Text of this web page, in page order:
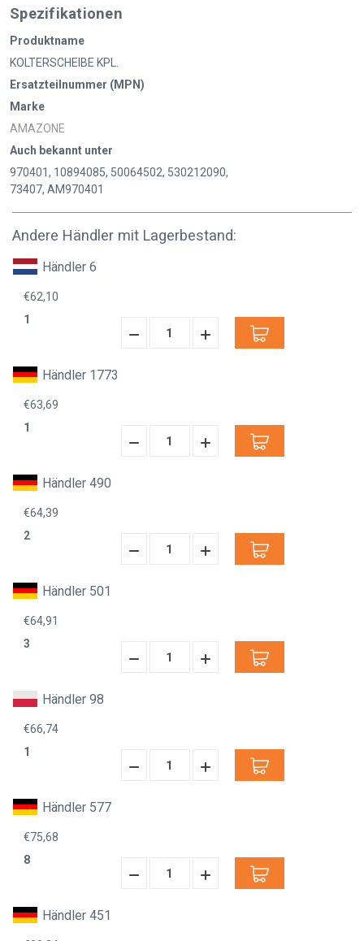
Spezifikationen
Produktname
KOLTERSCHEIBE KPL.
Ersatzteilnummer (MPN)
Marke
AMAZONE
Auch bekannt unter
970401, 10894085, 50064502, 530212090,
73407, AM970401
Andere Händler mit Lagerbestand:
Händler 6
€62,10
1
Menge
Menge
Händler 1773
€63,69
1
Menge
Menge
Händler 490
€64,39
2
Menge
Menge
Händler 501
€64,91
3
Menge
Menge
Händler 98
€66,74
1
Menge
Menge
Händler 577
€75,68
8
Menge
Menge
Händler 451